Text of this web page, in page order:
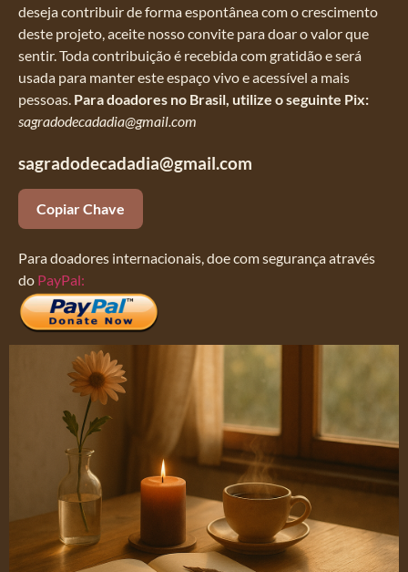
deseja contribuir de forma espontânea com o crescimento
deste projeto, aceite nosso convite para doar o valor que
sentir. Toda contribuição é recebida com gratidão e será
usada para manter este espaço vivo e acessível a mais
pessoas. Para doadores no Brasil, utilize o seguinte Pix:
sagradodecadadia@gmail.com
sagradodecadadia@gmail.com
Copiar Chave
Para doadores internacionais, doe com segurança através
do PayPal: